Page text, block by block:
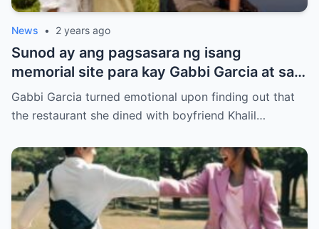
News • 2 years ago
Sunod ay ang pagsasara ng isang
memorial site para kay Gabbi Garcia at sa
kanyang kasintahan.
Gabbi Garcia turned emotional upon finding out that
the restaurant she dined with boyfriend Khalil…